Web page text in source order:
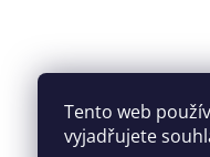
Tento web
vyjadřujete